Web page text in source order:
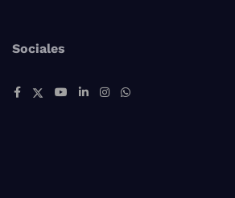
Sociales